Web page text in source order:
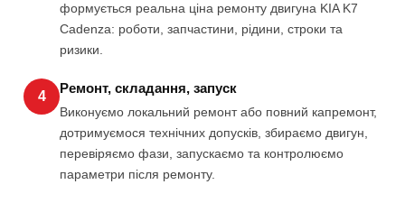
формується реальна ціна ремонту двигуна KIA K7
Cadenza: роботи, запчастини, рідини, строки та
ризики.
4
Ремонт, складання, запуск
Виконуємо локальний ремонт або повний капремонт,
дотримуємося технічних допусків, збираємо двигун,
перевіряємо фази, запускаємо та контролюємо
параметри після ремонту.